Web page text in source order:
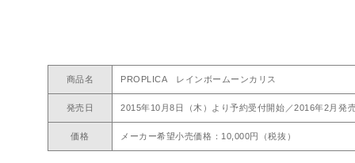
商品名 PROPLICA レインボームーンカリス
発売日 2015年10月8日（木）より予約受付開始／2016年2月発
価格 メーカー希望小売価格：10,000円（税抜）